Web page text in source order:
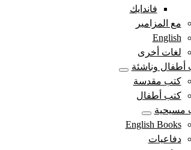
فاندايك
مع المزامير
English
لغات أخرى
أطفال وناشئة
كتب مقدسة
كتب أطفال
مسيحية
English Books
دفاعيات